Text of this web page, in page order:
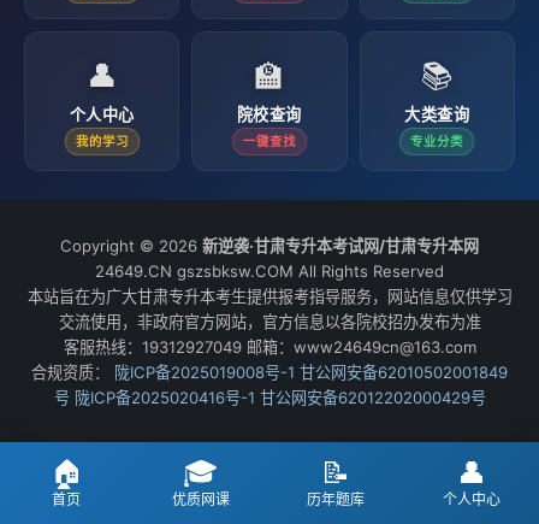
👤
个人中心
我的学习
🏫
院校查询
一键查找
📚
大类查询
专业分类
Copyright © 2026 新逆袭·甘肃专升本考试网/甘肃专升本网
24649.CN gszsbksw.COM All Rights Reserved
本站旨在为广大甘肃专升本考生提供报考指导服务，网站信息仅供学习
交流使用，非政府官方网站，官方信息以各院校招办发布为准
客服热线：19312927049 邮箱：www24649cn@163.com
合规资质：
陇ICP备2025019008号-1 甘公网安备62010502001849
号 陇ICP备2025020416号-1 甘公网安备62012202000429号
🏠
首页
🎓
优质网课
📝
历年题库
👤
个人中心